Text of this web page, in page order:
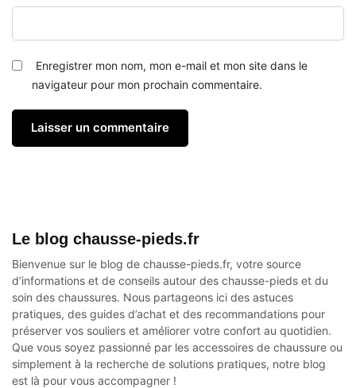
Enregistrer mon nom, mon e-mail et mon site dans le
navigateur pour mon prochain commentaire.
Le blog chausse-pieds.fr
Bienvenue sur le blog de chausse-pieds.fr, votre source
d’informations et de conseils autour des chausse-pieds et du
soin des chaussures. Nous partageons ici des astuces
pratiques, des guides d’achat et des recommandations pour
préserver vos souliers et améliorer votre confort au quotidien.
Que vous soyez passionné par les accessoires de chaussure ou
simplement à la recherche de solutions pratiques, notre blog
est là pour vous accompagner !